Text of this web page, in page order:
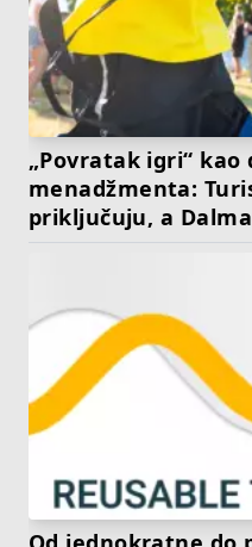
„Povratak igri“
menadžmenta:
priključuju, a